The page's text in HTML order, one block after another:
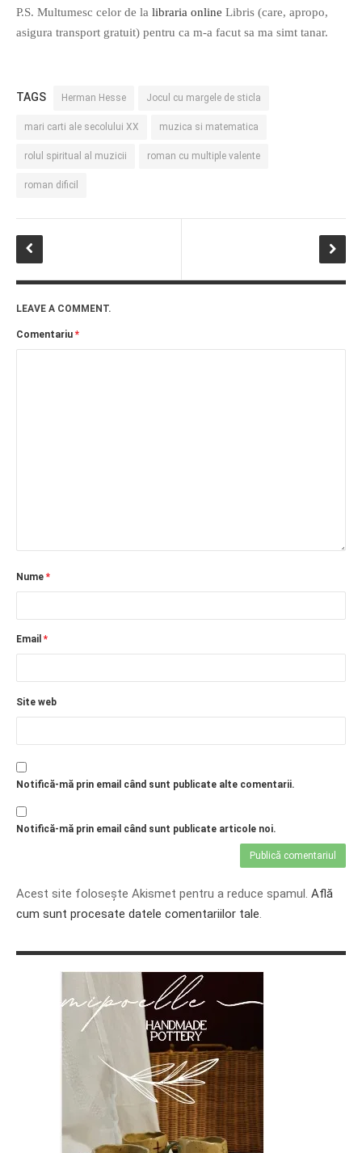
P.S. Multumesc celor de la libraria online Libris (care, apropo,
asigura transport gratuit) pentru ca m-a facut sa ma simt tanar.
TAGS Herman Hesse Jocul cu margele de sticla
mari carti ale secolului XX muzica si matematica
rolul spiritual al muzicii roman cu multiple valente
roman dificil
LEAVE A COMMENT.
Comentariu *
Nume *
Email *
Site web
Notifică-mă prin email când sunt publicate alte comentarii.
Notifică-mă prin email când sunt publicate articole noi.
Acest site folosește Akismet pentru a reduce spamul. Află
cum sunt procesate datele comentariilor tale.